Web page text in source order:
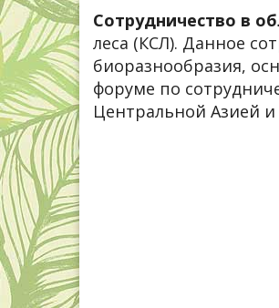
Сотрудничество в
леса (КСЛ). Данное
биоразнообразия,
форуме по
Центральной Азией и